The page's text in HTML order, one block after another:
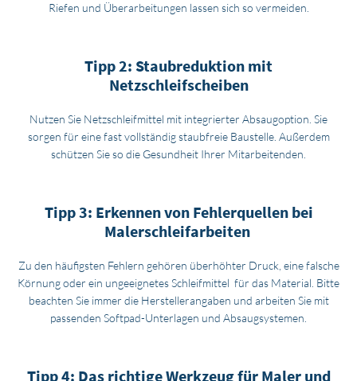
Riefen und Überarbeitungen lassen sich so vermeiden.
Tipp 2: Staubreduktion mit
Netzschleifscheiben
Nutzen Sie Netzschleifmittel mit integrierter Absaugoption. Sie
sorgen für eine fast vollständig staubfreie Baustelle. Außerdem
schützen Sie so die Gesundheit Ihrer Mitarbeitenden.
Tipp 3: Erkennen von Fehlerquellen bei
Malerschleifarbeiten
Zu den häufigsten Fehlern gehören überhöhter Druck, eine falsche
Körnung oder ein ungeeignetes Schleifmittel für das Material. Bitte
beachten Sie immer die Herstellerangaben und arbeiten Sie mit
passenden Softpad-Unterlagen und Absaugsystemen.
Tipp 4: Das richtige Werkzeug für Maler und